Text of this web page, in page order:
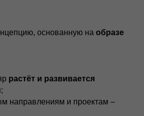
основанную на образе
растёт и развивается
;
направлениям и проектам –